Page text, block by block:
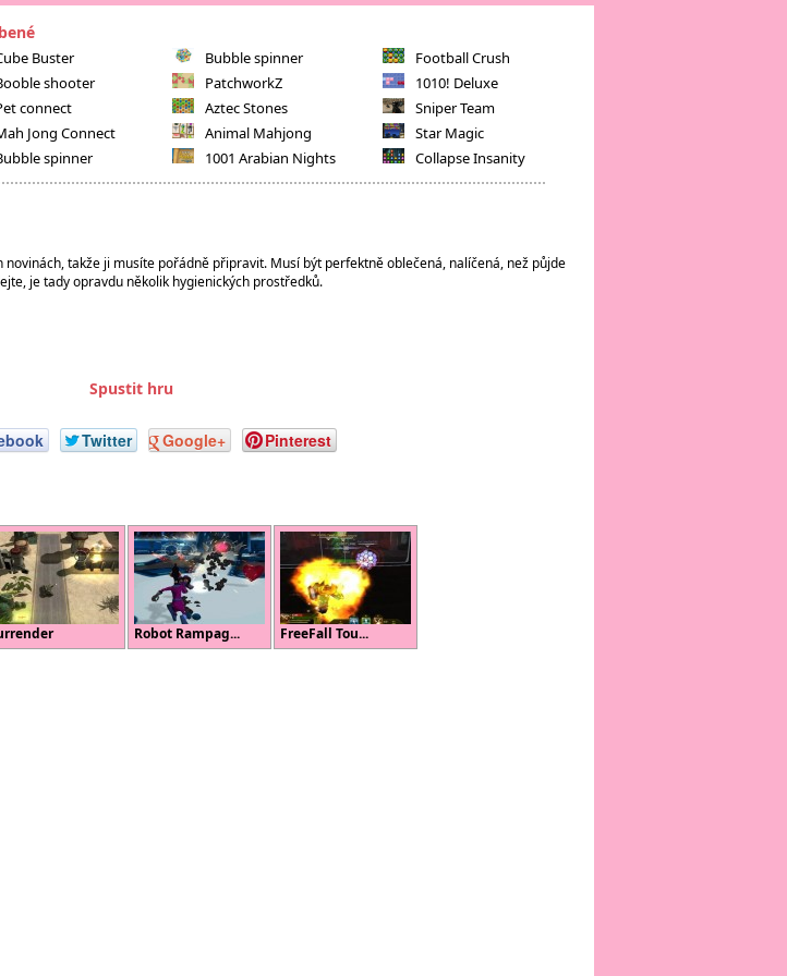
Buster
shooter
connect
Jong Connect
spinner
Bubble spinner
PatchworkZ
Aztec Stones
Animal Mahjong
1001 Arabian Nights
Football Crush
1010! Deluxe
Sniper Team
Star Magic
Collapse Insanity
novinách, takže ji musíte pořádně připravit. Musí být perfektně oblečená, nalíčená, než půjde
je tady opravdu několik hygienických prostředků.
Spustit hru
Twitter Google+ Pinterest
Robot Rampag... FreeFall Tou...